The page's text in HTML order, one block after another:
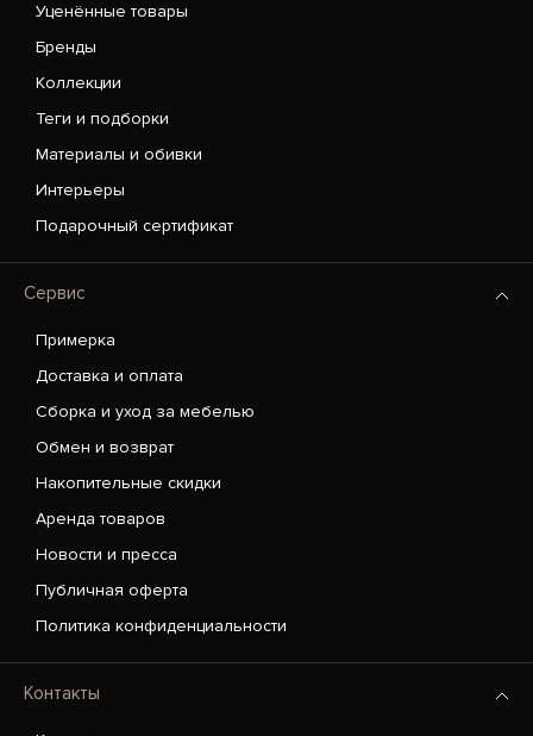
Уценённые товары
Бренды
Коллекции
Теги и подборки
Материалы и обивки
Интерьеры
Подарочный сертификат
Сервис
Примерка
Доставка и оплата
Сборка и уход за мебелью
Обмен и возврат
Накопительные скидки
Аренда товаров
Новости и пресса
Публичная оферта
Политика конфиденциальности
Контакты